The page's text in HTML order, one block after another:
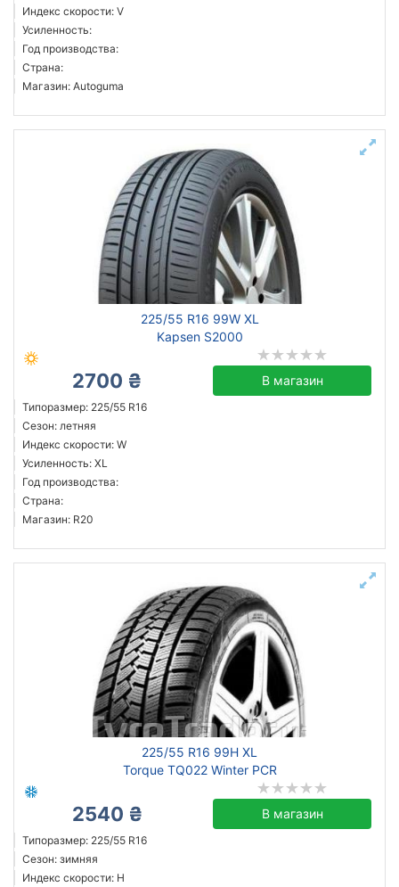
Индекс скорости: V
Усиленность:
Год производства:
Страна:
Магазин: Autoguma
225/55 R16 99W XL
Kapsen S2000
2700 ₴ В магазин
Типоразмер: 225/55 R16
Сезон: летняя
Индекс скорости: W
Усиленность: XL
Год производства:
Страна:
Магазин: R20
225/55 R16 99H XL
Torque TQ022 Winter PCR
2540 ₴ В магазин
Типоразмер: 225/55 R16
Сезон: зимняя
Индекс скорости: H